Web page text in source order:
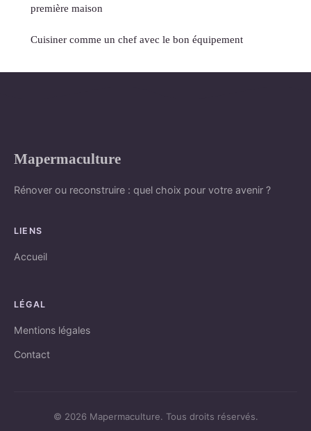
première maison
Cuisiner comme un chef avec le bon équipement
Mapermaculture
Rénover ou reconstruire : quel choix pour votre avenir ?
LIENS
Accueil
LÉGAL
Mentions légales
Contact
© 2026 Mapermaculture. Tous droits réservés.